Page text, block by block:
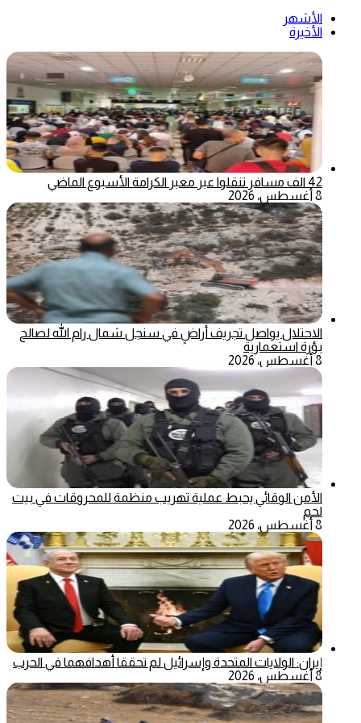
الأشهر
الأخيرة
42 الف مسافر تنقلوا عبر معبر الكرامة الأسبوع الماضي
8 أغسطس، 2026
الاحتلال يواصل تجريف أراضٍ في سنجل شمال رام الله لصالح
بؤرة استعمارية
8 أغسطس، 2026
الأمن الوقائي يحبط عملية تهريب منظمة للمحروقات في بيت
لحم
8 أغسطس، 2026
إيران: الولايات المتحدة وإسرائيل لم تحققا أهدافهما في الحرب
8 أغسطس، 2026